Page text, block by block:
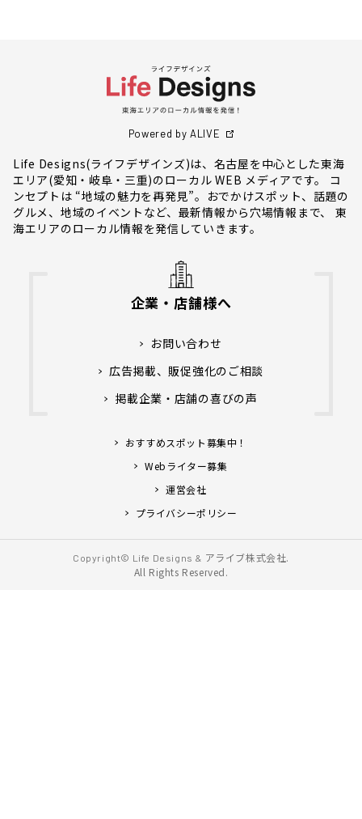
Powered by ALIVE
Life Designs(ライフデザインズ)は、名古屋を中心とした東海
エリア(愛知・岐阜・三重)のローカル WEB メディアです。 コ
ンセプトは “地域の魅力を再発見”。おでかけスポット、話題の
グルメ、地域のイベントなど、最新情報から穴場情報まで、 東
海エリアのローカル情報を発信していきます。
企業・店舗様へ
お問い合わせ
広告掲載、販促強化のご相談
掲載企業・店舗の喜びの声
おすすめスポット募集中！
Webライター募集
運営会社
プライバシーポリシー
Copyright© Life Designs & アライブ株式会社.
All Rights Reserved.